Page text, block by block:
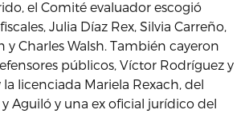
el Comité evaluador escogió
Julia Díaz Rex, Silvia Carreño,
y Charles Walsh. También cayeron
públicos, Víctor Rodríguez y
licenciada Mariela Rexach, del
Aguiló y una ex oficial jurídico del